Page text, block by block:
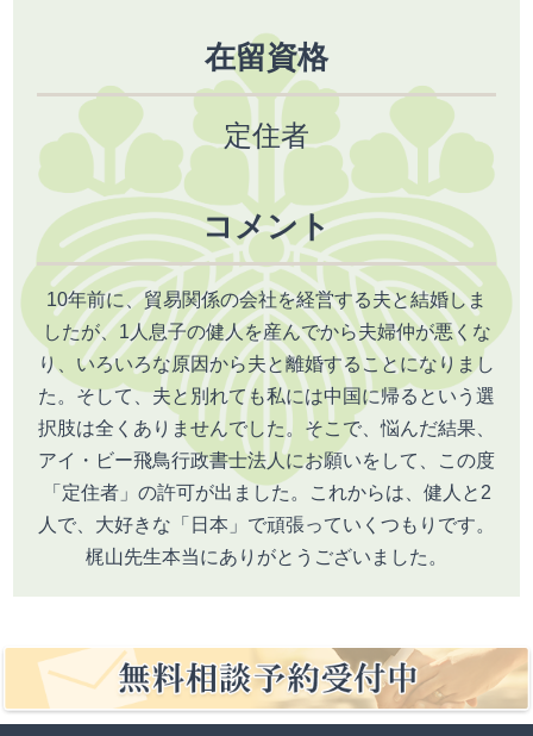
在留資格
定住者
コメント
10年前に、貿易関係の会社を経営する夫と結婚しま
したが、1人息子の健人を産んでから夫婦仲が悪くな
り、いろいろな原因から夫と離婚することになりまし
た。そして、夫と別れても私には中国に帰るという選
択肢は全くありませんでした。そこで、悩んだ結果、
アイ・ビー飛鳥行政書士法人にお願いをして、この度
「定住者」の許可が出ました。これからは、健人と2
人で、大好きな「日本」で頑張っていくつもりです。
梶山先生本当にありがとうございました。